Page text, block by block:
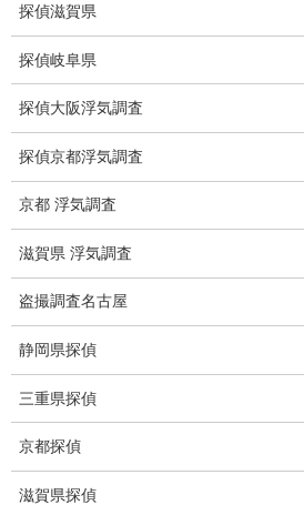
集団ストーカー
GPS発見調査
盗難車両調査
盗撮犯防止対策調査
痴漢防止対策調査
下着窃盗犯防止対策調査
猫犬の捜索
所在調査
身元調査
人探し
失踪・家出調査
探偵滋賀県
探偵岐阜県
探偵大阪浮気調査
探偵京都浮気調査
京都 浮気調査
滋賀県 浮気調査
盗撮調査名古屋
静岡県探偵
三重県探偵
京都探偵
滋賀県探偵